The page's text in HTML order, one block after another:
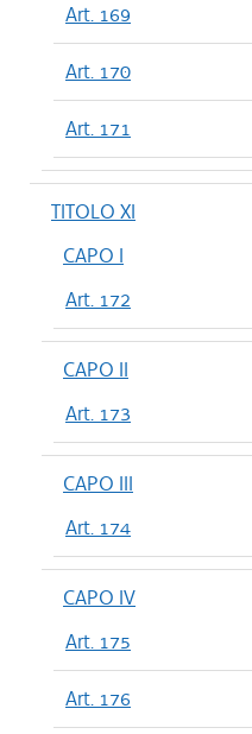
Art. 169
Art. 170
Art. 171
TITOLO XI
CAPO I
Art. 172
CAPO II
Art. 173
CAPO III
Art. 174
CAPO IV
Art. 175
Art. 176